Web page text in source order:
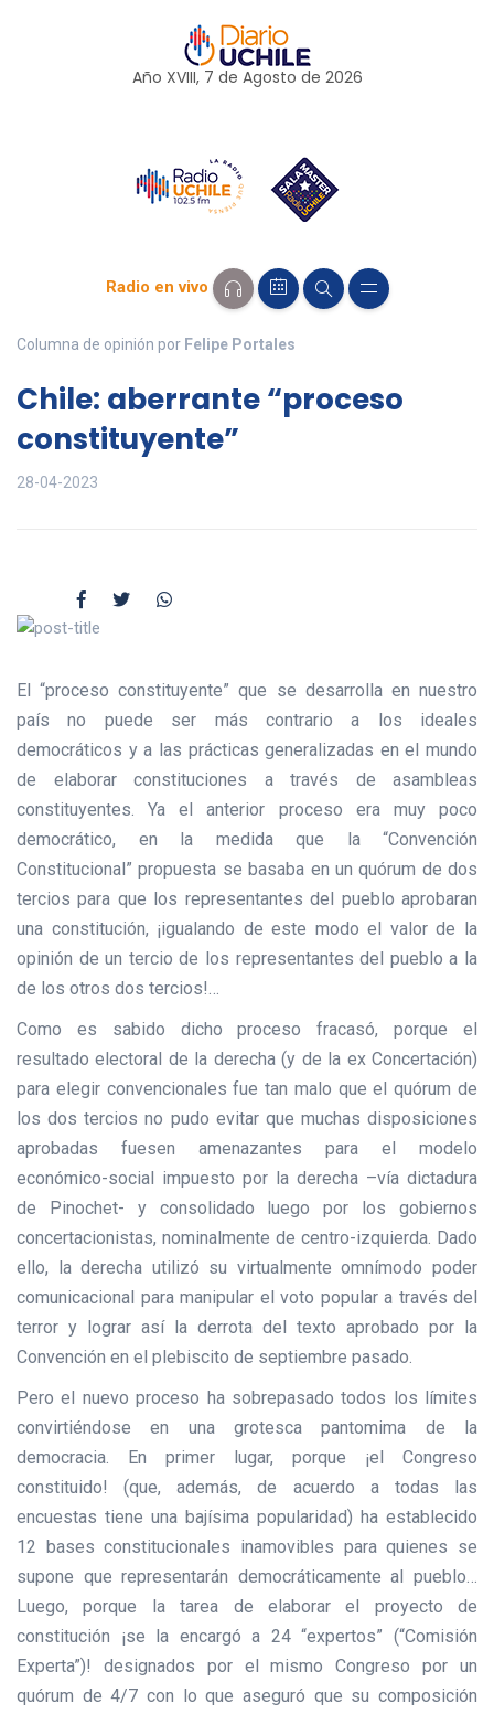
Año XVIII, 7 de Agosto de 2026
Radio en vivo
Columna de opinión por Felipe Portales
Chile: aberrante “proceso
constituyente”
28-04-2023
El “proceso constituyente” que se desarrolla en nuestro
país no puede ser más contrario a los ideales
democráticos y a las prácticas generalizadas en el mundo
de elaborar constituciones a través de asambleas
constituyentes. Ya el anterior proceso era muy poco
democrático, en la medida que la “Convención
Constitucional” propuesta se basaba en un quórum de dos
tercios para que los representantes del pueblo aprobaran
una constitución, ¡igualando de este modo el valor de la
opinión de un tercio de los representantes del pueblo a la
de los otros dos tercios!…
Como es sabido dicho proceso fracasó, porque el
resultado electoral de la derecha (y de la ex Concertación)
para elegir convencionales fue tan malo que el quórum de
los dos tercios no pudo evitar que muchas disposiciones
aprobadas fuesen amenazantes para el modelo
económico-social impuesto por la derecha –vía dictadura
de Pinochet- y consolidado luego por los gobiernos
concertacionistas, nominalmente de centro-izquierda. Dado
ello, la derecha utilizó su virtualmente omnímodo poder
comunicacional para manipular el voto popular a través del
terror y lograr así la derrota del texto aprobado por la
Convención en el plebiscito de septiembre pasado.
Pero el nuevo proceso ha sobrepasado todos los límites
convirtiéndose en una grotesca pantomima de la
democracia. En primer lugar, porque ¡el Congreso
constituido! (que, además, de acuerdo a todas las
encuestas tiene una bajísima popularidad) ha establecido
12 bases constitucionales inamovibles para quienes se
supone que representarán democráticamente al pueblo…
Luego, porque la tarea de elaborar el proyecto de
constitución ¡se la encargó a 24 “expertos” (“Comisión
Experta”)! designados por el mismo Congreso por un
quórum de 4/7 con lo que aseguró que su composición